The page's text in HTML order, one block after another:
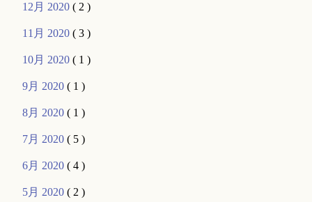
12月 2020( 2 )
11月 2020( 3 )
10月 2020( 1 )
9月 2020( 1 )
8月 2020( 1 )
7月 2020( 5 )
6月 2020( 4 )
5月 2020( 2 )